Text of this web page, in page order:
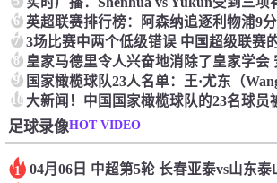
6 英超联赛排行榜：阿森纳追逐利物浦9
7
8
9
10
足球录像HOT VIDEO
1 04月06日 中超第5轮 长春亚泰vs山东泰